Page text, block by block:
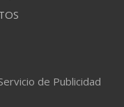
de Publicidad